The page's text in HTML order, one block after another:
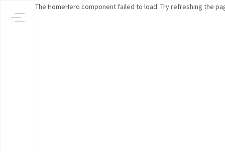
The HomeHero component failed to load. Try refreshing the